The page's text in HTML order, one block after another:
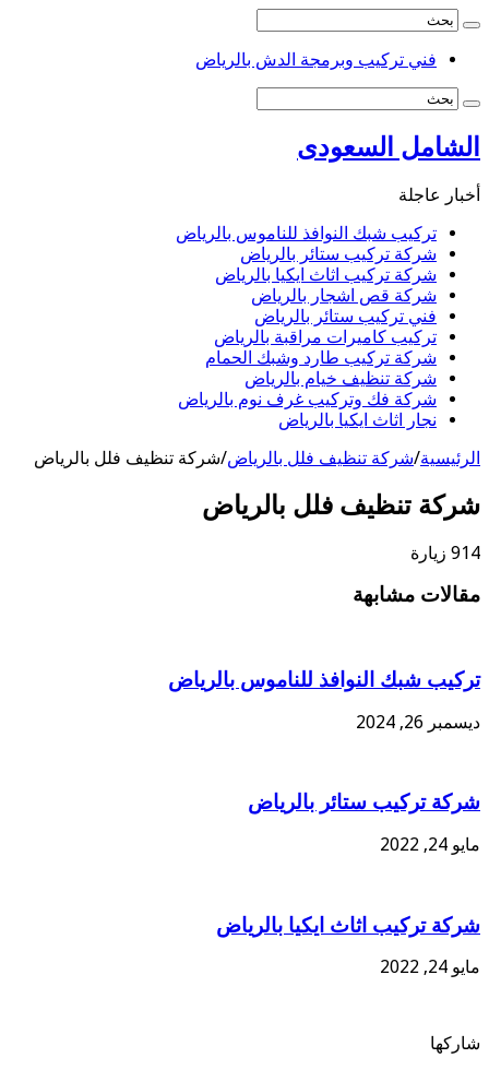
فني تركيب وبرمجة الدش بالرياض
الشامل السعودى
أخبار عاجلة
تركيب شبك النوافذ للناموس بالرياض
شركة تركيب ستائر بالرياض
شركة تركيب اثاث ايكيا بالرياض
شركة قص اشجار بالرياض
فني تركيب ستائر بالرياض
تركيب كاميرات مراقبة بالرياض
شركة تركيب طارد وشبك الحمام
شركة تنظيف خيام بالرياض
شركة فك وتركيب غرف نوم بالرياض
نجار اثاث ايكيا بالرياض
الرئيسية/شركة تنظيف فلل بالرياض/شركة تنظيف فلل بالرياض
شركة تنظيف فلل بالرياض
914 زيارة
مقالات مشابهة
تركيب شبك النوافذ للناموس بالرياض
ديسمبر 26, 2024
شركة تركيب ستائر بالرياض
مايو 24, 2022
شركة تركيب اثاث ايكيا بالرياض
مايو 24, 2022
شاركها